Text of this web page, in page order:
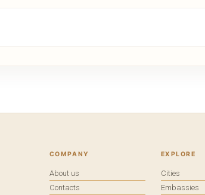
COMPANY
About us
Contacts
EXPLORE
Cities
Embassies